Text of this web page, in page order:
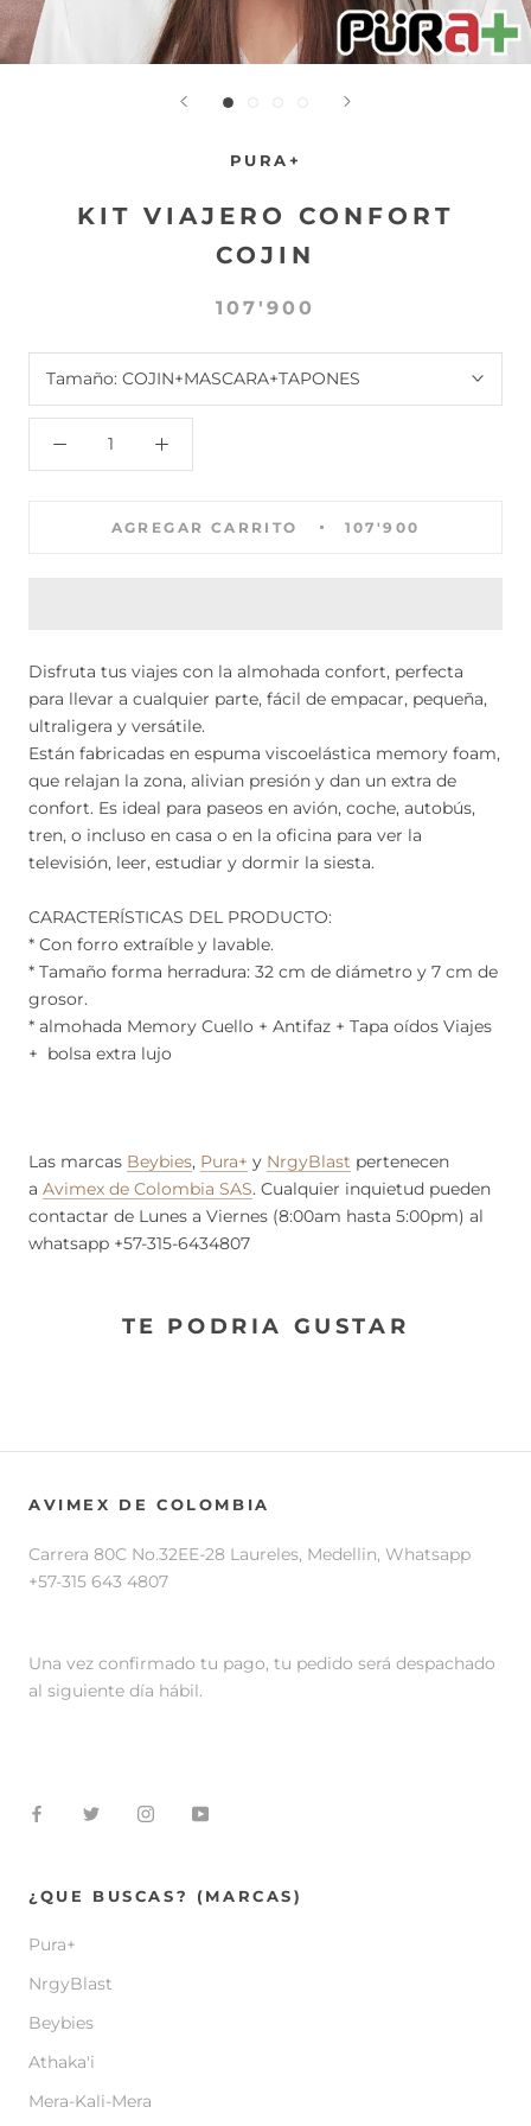
PURA+
KIT VIAJERO CONFORT
COJIN
107'900
Tamaño: COJIN+MASCARA+TAPONES
AGREGAR CARRITO 107'900
Disfruta tus viajes con la almohada confort, perfecta
para llevar a cualquier parte, fácil de empacar, pequeña,
ultraligera y versátile.
Están fabricadas en espuma viscoelástica memory foam,
que relajan la zona, alivian presión y dan un extra de
confort. Es ideal para paseos en avión, coche, autobús,
tren, o incluso en casa o en la oficina para ver la
televisión, leer, estudiar y dormir la siesta.
CARACTERÍSTICAS DEL PRODUCTO:
* Con forro extraíble y lavable.
* Tamaño forma herradura: 32 cm de diámetro y 7 cm de
grosor.
* almohada Memory Cuello + Antifaz + Tapa oídos Viajes
+ bolsa extra lujo
Las marcas Beybies, Pura+ y NrgyBlast pertenecen
a Avimex de Colombia SAS. Cualquier inquietud pueden
contactar de Lunes a Viernes (8:00am hasta 5:00pm) al
whatsapp +57-315-6434807
TE PODRIA GUSTAR
AVIMEX DE COLOMBIA
Carrera 80C No.32EE-28 Laureles, Medellin, Whatsapp
+57-315 643 4807
Una vez confirmado tu pago, tu pedido será despachado
al siguiente día hábil.
¿QUE BUSCAS? (MARCAS)
Pura+
NrgyBlast
Beybies
Athaka'i
Mera-Kali-Mera